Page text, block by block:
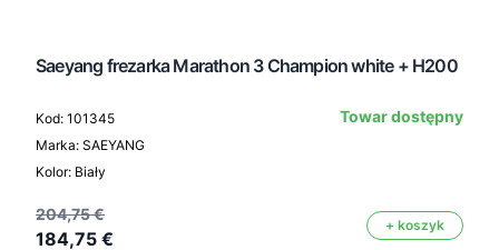
Saeyang frezarka Marathon 3 Champion white + H200
Kod: 101345
Marka: SAEYANG
Kolor: Biały
Towar dostępny
204,75 €
184,75 €
+ koszyk